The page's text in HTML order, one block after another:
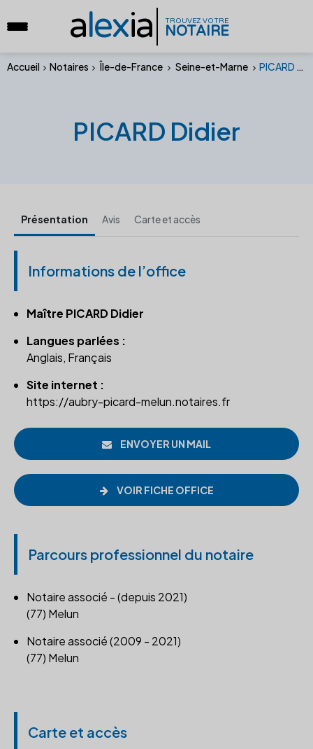
alexia TROUVEZ VOTRE
NOTAIRE
Accueil Notaires Île-de-France Seine-et-Marne PICARD Didier
PICARD Didier
Présentation Avis Carte et accès
Informations de l’office
Maître PICARD Didier
Langues parlées :
Anglais, Français
Site internet :
https://aubry-picard-melun.notaires.fr
ENVOYER UN MAIL
VOIR FICHE OFFICE
Parcours professionnel du notaire
Notaire associé - (depuis 2021)
(77) Melun
Notaire associé (2009 - 2021)
(77) Melun
Carte et accès